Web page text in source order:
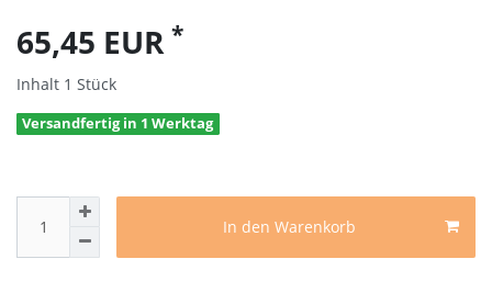
65,45 EUR *
Inhalt 1 Stück
Versandfertig in 1 Werktag
In den Warenkorb